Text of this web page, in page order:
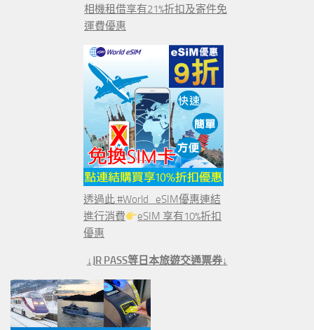
相機租借享有21%折扣及寄件免
運費優惠
透過此 #World_eSIM優惠連結
進行消費
eSIM 享有10%折扣
優惠
↓JR PASS等日本旅遊交通票券↓